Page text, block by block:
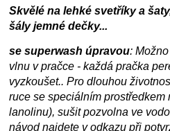
Skvělé na lehké svetříky a
šály jemné dečky...
se superwash úpravou:
vlnu v pračce - každá pračka
vyzkoušet.. Pro dlouhou
ruce se speciálním prostředkem
lanolinu), sušit pozvolna ve
návod najdete v odkazu při